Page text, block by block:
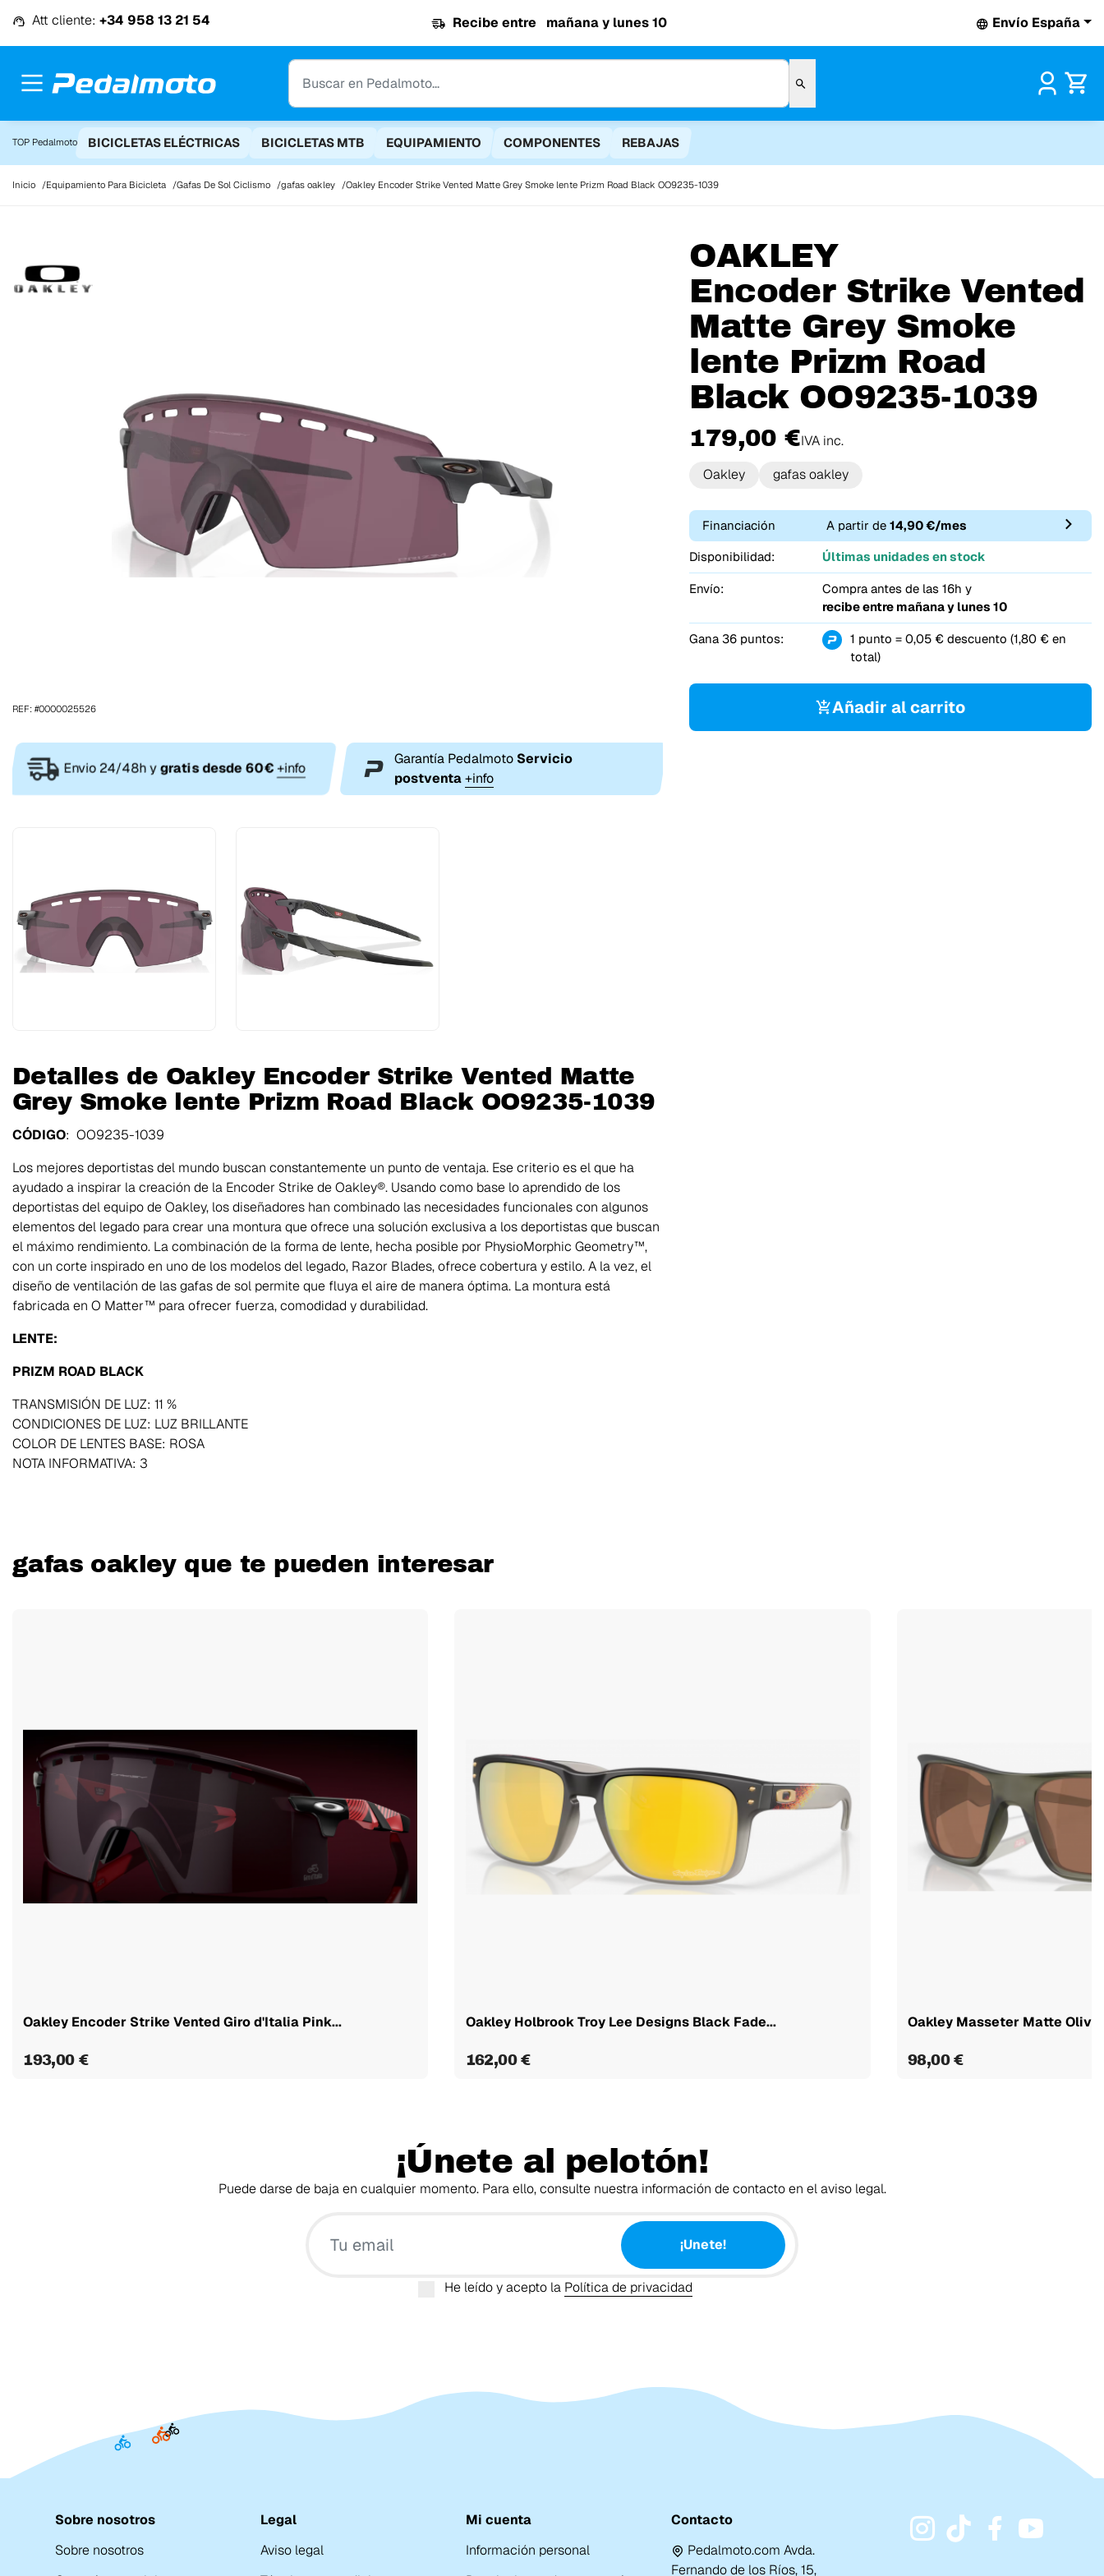
Att cliente: +34 958 13 21 54 Recibe entre mañana y lunes 10 Envío España
TOP Pedalmoto BICICLETAS ELÉCTRICAS BICICLETAS MTB EQUIPAMIENTO COMPONENTES REBAJAS
Inicio Equipamiento Para Bicicleta Gafas De Sol Ciclismo gafas oakley Oakley Encoder Strike Vented Matte Grey Smoke lente Prizm Road Black OO9235-1039
OAKLEY
Encoder Strike Vented
Matte Grey Smoke
lente Prizm Road
Black OO9235-1039
179,00 €IVA inc.
Oakley
gafas oakley
Financiación A partir de14,90 €/mes
Disponibilidad:
Últimas unidades en stock
Envío:
Compra antes de las 16h y
recibe entre mañana y lunes 10
Gana 36 puntos:
1 punto = 0,05 € descuento (1,80 € en
total)
Añadir al carrito
REF: #0000025526
Envio 24/48h ygratis desde 60€ +info
Garantía Pedalmoto Servicio
postventa +info
Detalles de Oakley Encoder Strike Vented Matte
Grey Smoke lente Prizm Road Black OO9235-1039
CÓDIGO: OO9235-1039
Los mejores deportistas del mundo buscan constantemente un punto de ventaja. Ese criterio es el que ha
ayudado a inspirar la creación de la Encoder Strike de Oakley®. Usando como base lo aprendido de los
deportistas del equipo de Oakley, los diseñadores han combinado las necesidades funcionales con algunos
elementos del legado para crear una montura que ofrece una solución exclusiva a los deportistas que buscan
el máximo rendimiento. La combinación de la forma de lente, hecha posible por PhysioMorphic Geometry™,
con un corte inspirado en uno de los modelos del legado, Razor Blades, ofrece cobertura y estilo. A la vez, el
diseño de ventilación de las gafas de sol permite que fluya el aire de manera óptima. La montura está
fabricada en O Matter™ para ofrecer fuerza, comodidad y durabilidad.
LENTE:
PRIZM ROAD BLACK
TRANSMISIÓN DE LUZ: 11 %
CONDICIONES DE LUZ: LUZ BRILLANTE
COLOR DE LENTES BASE: ROSA
NOTA INFORMATIVA: 3
gafas oakley que te pueden interesar
Oakley Encoder Strike Vented Giro d'Italia Pink...
193,00 €
Oakley Holbrook Troy Lee Designs Black Fade...
162,00 €
Oakley Masseter Matte Olive
98,00 €
¡Únete al pelotón!
Puede darse de baja en cualquier momento. Para ello, consulte nuestra información de contacto en el aviso legal.
¡Unete!
He leído y acepto la Política de privacidad
Sobre nosotros
Sobre nosotros
Legal
Aviso legal
Mi cuenta
Información personal
Contacto
Pedalmoto.com Avda.
Fernando de los Ríos, 15,